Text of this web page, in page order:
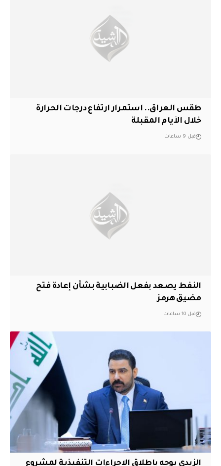
طقس العراق.. استمرار ارتفاع درجات الحرارة
خلال الأيام المقبلة
قبل 9 ساعات
النفط يصعد بفعل الضبابية بشأن إعادة فتح
مضيق هرمز
قبل 10 ساعات
الزيدي يوجه بإطلاق الاجراءات التنفيذية لمشروع